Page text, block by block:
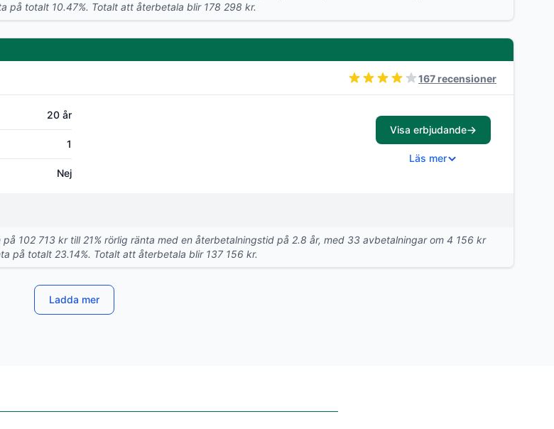
på totalt 10.47%. Totalt att återbetala blir 178 298 kr.
167 recensioner
20 år
1
Nej
Visa erbjudande
Läs mer
102 713 kr till 21% rörlig ränta med en återbetalningstid på 2.8 år, med 33 avbetalningar om 4 156 kr
på totalt 23.14%. Totalt att återbetala blir 137 156 kr.
Ladda mer